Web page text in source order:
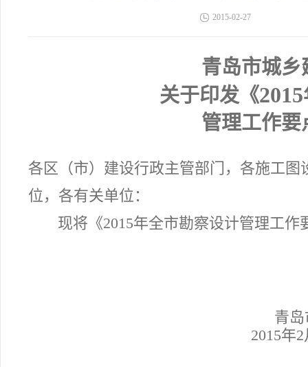
2015-02-27
青岛市城乡
关于印发《2015
管理工作要
各区（市）建设行政主管部门，各施工
位，各有关单位：
现将《2015年全市勘察设计管理工
青
2015年2